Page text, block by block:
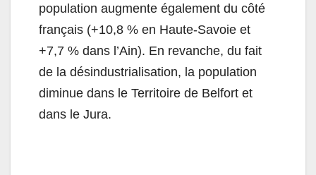
population augmente également du côté
français (+10,8 % en Haute-Savoie et
+7,7 % dans l’Ain). En revanche, du fait
de la désindustrialisation, la population
diminue dans le Territoire de Belfort et
dans le Jura.